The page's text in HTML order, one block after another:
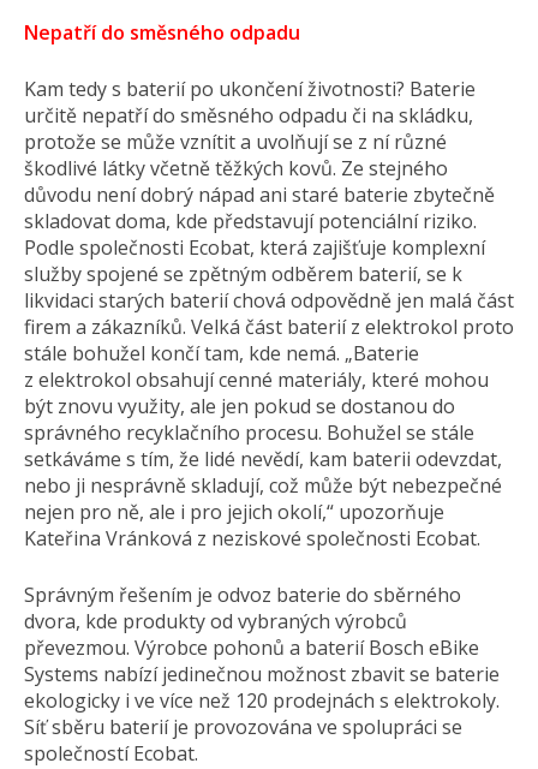
Nepatří do směsného odpadu
Kam tedy s baterií po ukončení životnosti? Baterie
určitě nepatří do směsného odpadu či na skládku,
protože se může vznítit a uvolňují se z ní různé
škodlivé látky včetně těžkých kovů. Ze stejného
důvodu není dobrý nápad ani staré baterie zbytečně
skladovat doma, kde představují potenciální riziko.
Podle společnosti Ecobat, která zajišťuje komplexní
služby spojené se zpětným odběrem baterií, se k
likvidaci starých baterií chová odpovědně jen malá část
firem a zákazníků. Velká část baterií z elektrokol proto
stále bohužel končí tam, kde nemá. „Baterie
z elektrokol obsahují cenné materiály, které mohou
být znovu využity, ale jen pokud se dostanou do
správného recyklačního procesu. Bohužel se stále
setkáváme s tím, že lidé nevědí, kam baterii odevzdat,
nebo ji nesprávně skladují, což může být nebezpečné
nejen pro ně, ale i pro jejich okolí,“ upozorňuje
Kateřina Vránková z neziskové společnosti Ecobat.
Správným řešením je odvoz baterie do sběrného
dvora, kde produkty od vybraných výrobců
převezmou. Výrobce pohonů a baterií Bosch eBike
Systems nabízí jedinečnou možnost zbavit se baterie
ekologicky i ve více než 120 prodejnách s elektrokoly.
Síť sběru baterií je provozována ve spolupráci se
společností Ecobat.